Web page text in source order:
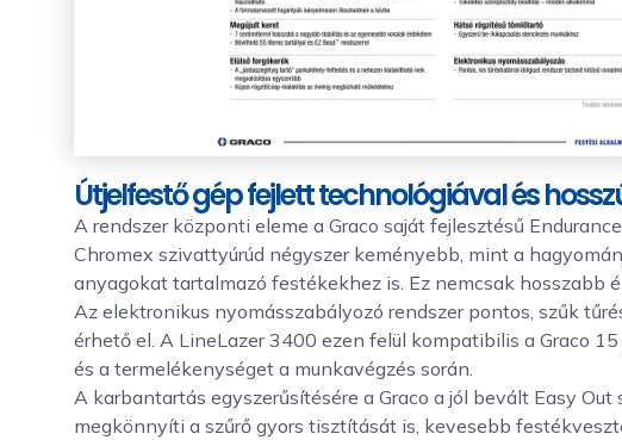
Útjelfestő gép fejlett technológiával és
A rendszer központi eleme a Graco saját fejlesztésű
Chromex szivattyúrúd négyszer keményebb, mint a
anyagokat tartalmazó festékekhez is. Ez nemcsak
Az elektronikus nyomásszabályozó rendszer pontos, szűk
érhető el. A LineLazer 3400 ezen felül kompatibilis a Graco
és a termelékenységet a munkavégzés során.
A karbantartás egyszerűsítésére a Graco a jól bevált Easy
megkönnyíti a szűrő gyors tisztítását is, kevesebb